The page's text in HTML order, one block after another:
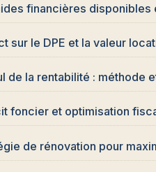
financières disponibles
sur le DPE et la valeur
de la rentabilité : méthode
foncier et optimisation
de rénovation pour